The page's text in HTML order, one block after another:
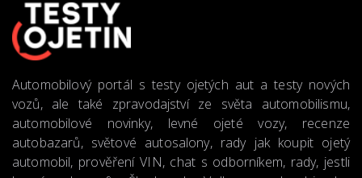
Automobilový portál s testy ojetých aut a testy nových
vozů, ale také zpravodajství ze světa automobilismu,
automobilové novinky, levné ojeté vozy, recenze
autobazarů, světové autosalony, rady jak koupit ojetý
automobil, prověření VIN, chat s odborníkem, rady, jestli